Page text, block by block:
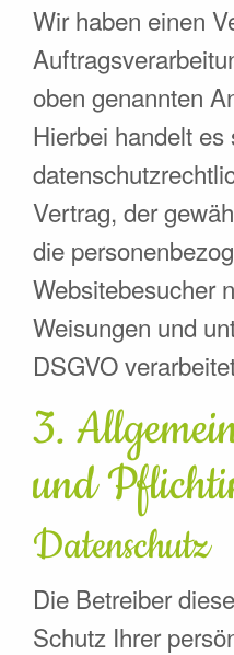
Wir haben einen
oben genannten
Hierbei handelt
Vertrag, der
die
Websitebesucher
Weisungen und
DSGVO
3.
und
Datenschutz
Die Betreiber
Schutz Ihrer